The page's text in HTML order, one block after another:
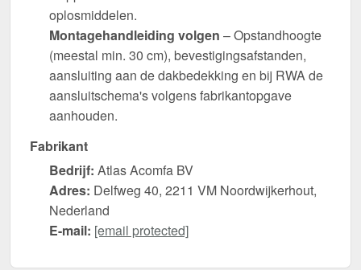
oplosmiddelen.
Montagehandleiding volgen – Opstandhoogte
(meestal min. 30 cm), bevestigingsafstanden,
aansluiting aan de dakbedekking en bij RWA de
aansluitschema's volgens fabrikantopgave
aanhouden.
Fabrikant
Bedrijf: Atlas Acomfa BV
Adres: Delfweg 40, 2211 VM Noordwijkerhout,
Nederland
E-mail: [email protected]